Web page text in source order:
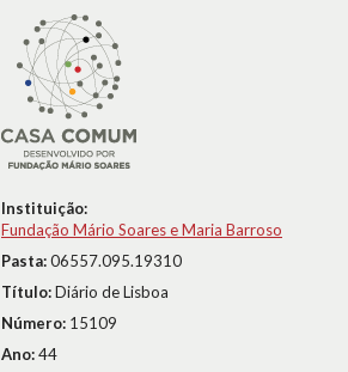
Instituição:
Fundação Mário Soares e Maria Barroso
Pasta:06557.095.19310
Título:Diário de Lisboa
Número: 15109
Ano:44